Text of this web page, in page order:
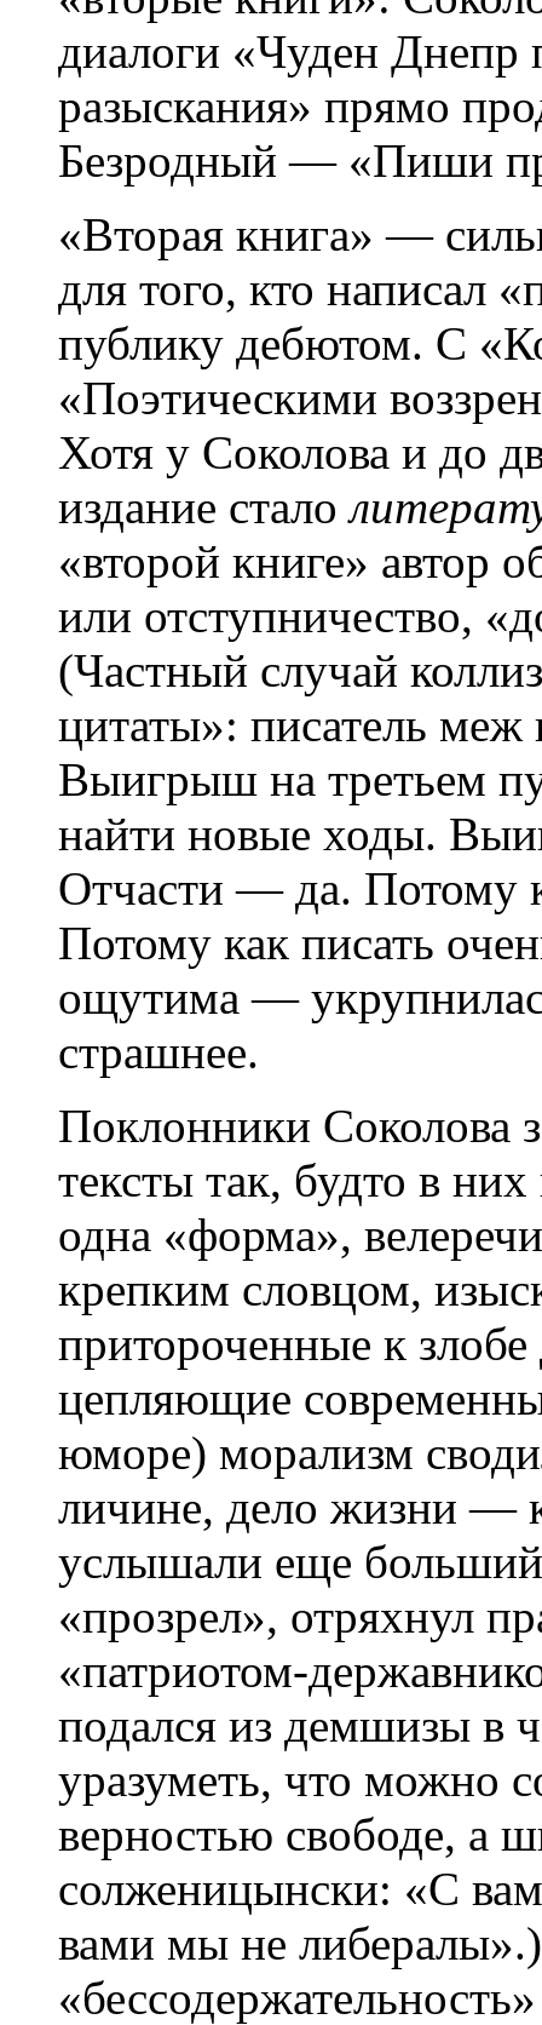
диалоги «Чуден Днепр
разыскания» прямо
Безродный — «Пиши
«Вторая книга» —
для того, кто написал
публику дебютом. С
«Поэтическими
Хотя у Соколова и до
издание стало
«второй книге» автор
или отступничество,
(Частный случай
цитаты»: писатель
Выигрыш на третьем
найти новые ходы.
Отчасти — да. Потому
Потому как писать
ощутима —
страшнее.
Поклонники Соколова
тексты так, будто в
одна «форма»,
крепким словцом,
притороченные к
цепляющие
юморе) морализм
личине, дело жизни —
услышали еще
«прозрел», отряхнул
«патриотом-
подался из демшизы в
уразуметь, что можно
верностью свободе, а
солженицынски: «С
вами мы не